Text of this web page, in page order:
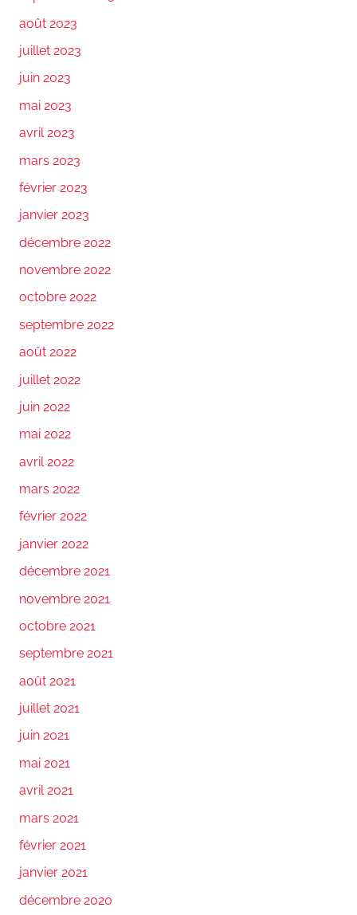
août 2023
juillet 2023
juin 2023
mai 2023
avril 2023
mars 2023
février 2023
janvier 2023
décembre 2022
novembre 2022
octobre 2022
septembre 2022
août 2022
juillet 2022
juin 2022
mai 2022
avril 2022
mars 2022
février 2022
janvier 2022
décembre 2021
novembre 2021
octobre 2021
septembre 2021
août 2021
juillet 2021
juin 2021
mai 2021
avril 2021
mars 2021
février 2021
janvier 2021
décembre 2020